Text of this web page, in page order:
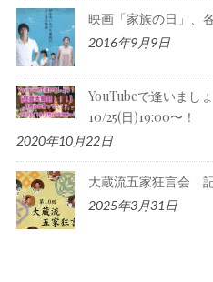
映画「家族の日」、
2016年9月9日
YouTubeで逢いまし
10/25(日)19:00〜！
2020年10月22日
大蔵流五家狂言会
2025年3月31日